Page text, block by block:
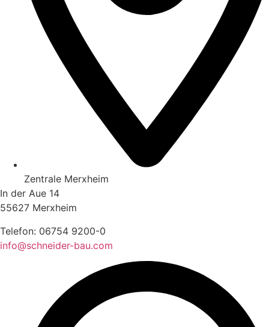
Zentrale Merxheim
In der Aue 14
55627 Merxheim
Telefon: 06754 9200-0
info@schneider-bau.com